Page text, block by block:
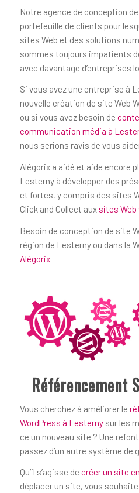
Notre agence de conception
portefeuille de clients pour
sites Web et des solutions
sommes toujours impatients
avec davantage d’entreprises
Si vous avez une entreprise à
nouvelle création de site Web
ou si vous avez besoin de
communication média à
nous serions ravis de vous
Alégorix a aidé et aide encore
Lesterny à développer des
et fortes, y compris des sites
Click and Collect aux sites
Besoin de conception de site
région de Lesterny ou dans la
Alégorix
Référencement
Vous cherchez à améliorer le
WordPress à Lesternysur les
ce un nouveau site ? Une
passez d’un autre système de
Qu’il s’agisse de créer un site
déplacer un site, vous